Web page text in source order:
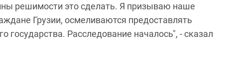
решимости это сделать. Я призываю наше
Грузии, осмеливаются предоставлять
Расследование началось", - сказал